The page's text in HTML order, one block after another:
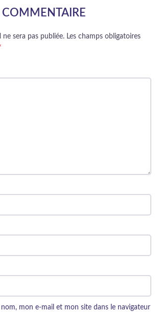
COMMENTAIRE
ne sera pas publiée. Les champs obligatoires
mon e-mail et mon site dans le navigateur